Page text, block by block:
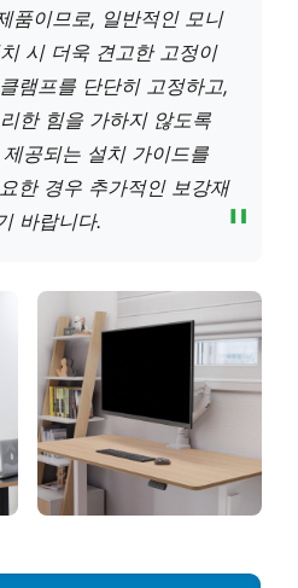
품이므로, 일반적인 모니
시 더욱 견고한 고정이
램프를 단단히 고정하고,
한 힘을 가하지 않도록
공되는 설치 가이드를
한 경우 추가적인 보강재
바랍니다.